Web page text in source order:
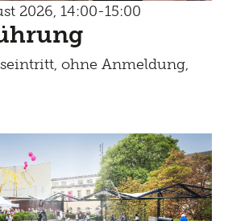
2026, 14:00-15:00
ohne Anmeldung,